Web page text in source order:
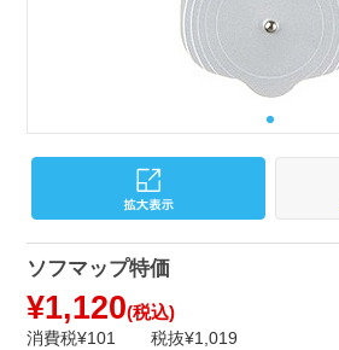
ソフマップ特価
¥1,120(税込)
消費税¥101 税抜¥1,019